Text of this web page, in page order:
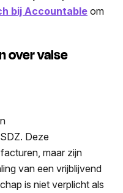
bij Accountableom
over valse
Deze
maar zijn
van een vrijblijvend
is niet verplicht als